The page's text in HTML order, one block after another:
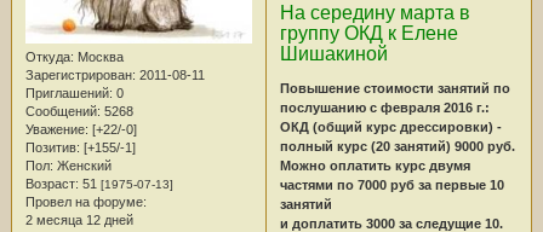
Откуда: Москва
Зарегистрирован: 2011-08-11
Приглашений: 0
Сообщений: 5268
Уважение: [+22/-0]
Позитив: [+155/-1]
Пол: Женский
Возраст: 51 [1975-07-13]
Провел на форуме:
2 месяца 12 дней
На середину марта в
группу ОКД к Елене
Шишакиной
Повышение стоимости занятий по
послушанию с февраля 2016 г.:
ОКД (общий курс дрессировки) -
полный курс (20 занятий) 9000 руб.
Можно оплатить курс двумя
частями по 7000 руб за первые 10
занятий
и доплатить 3000 за следущие 10.